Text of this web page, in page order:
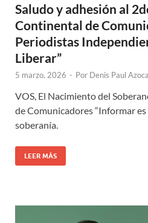
Saludo y adhesión al
Continental de
Periodistas
Liberar”
5 marzo, 2026 - Por Denis Paul
VOS, El Nacimiento del
de Comunicadores “Informar
soberanía.
LEER MÁS